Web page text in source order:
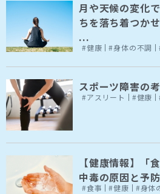
月や天候の変化
ちを落ち着つか
...
#健康 #身体の不調
スポーツ障害の
#アスリート #健康
【健康情報】「
中毒の原因と予
#食事 #健康 #身体